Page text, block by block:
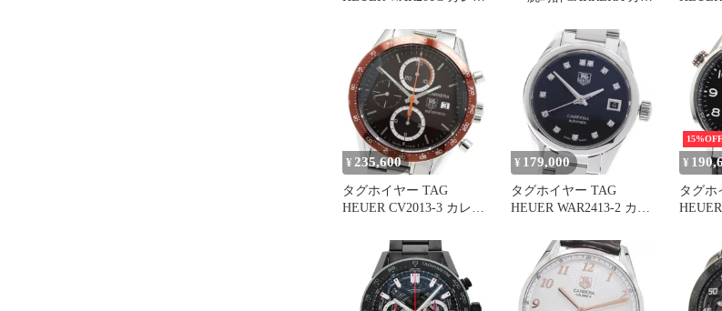
自動巻き メンズ _965031
ノグ
き メ
¥ 235,600
タグホイヤー TAG
HEUER CV2013-3 カレラ
16 自動巻き メンズ
_967193
¥ 179,000
タグホイヤー TAG
HEUER WAR2413-2 カレ
リバー9 自動巻き レディ
ース 良品 _951502
15%OFF
¥
タグホ
HEUER
キャ
イマ